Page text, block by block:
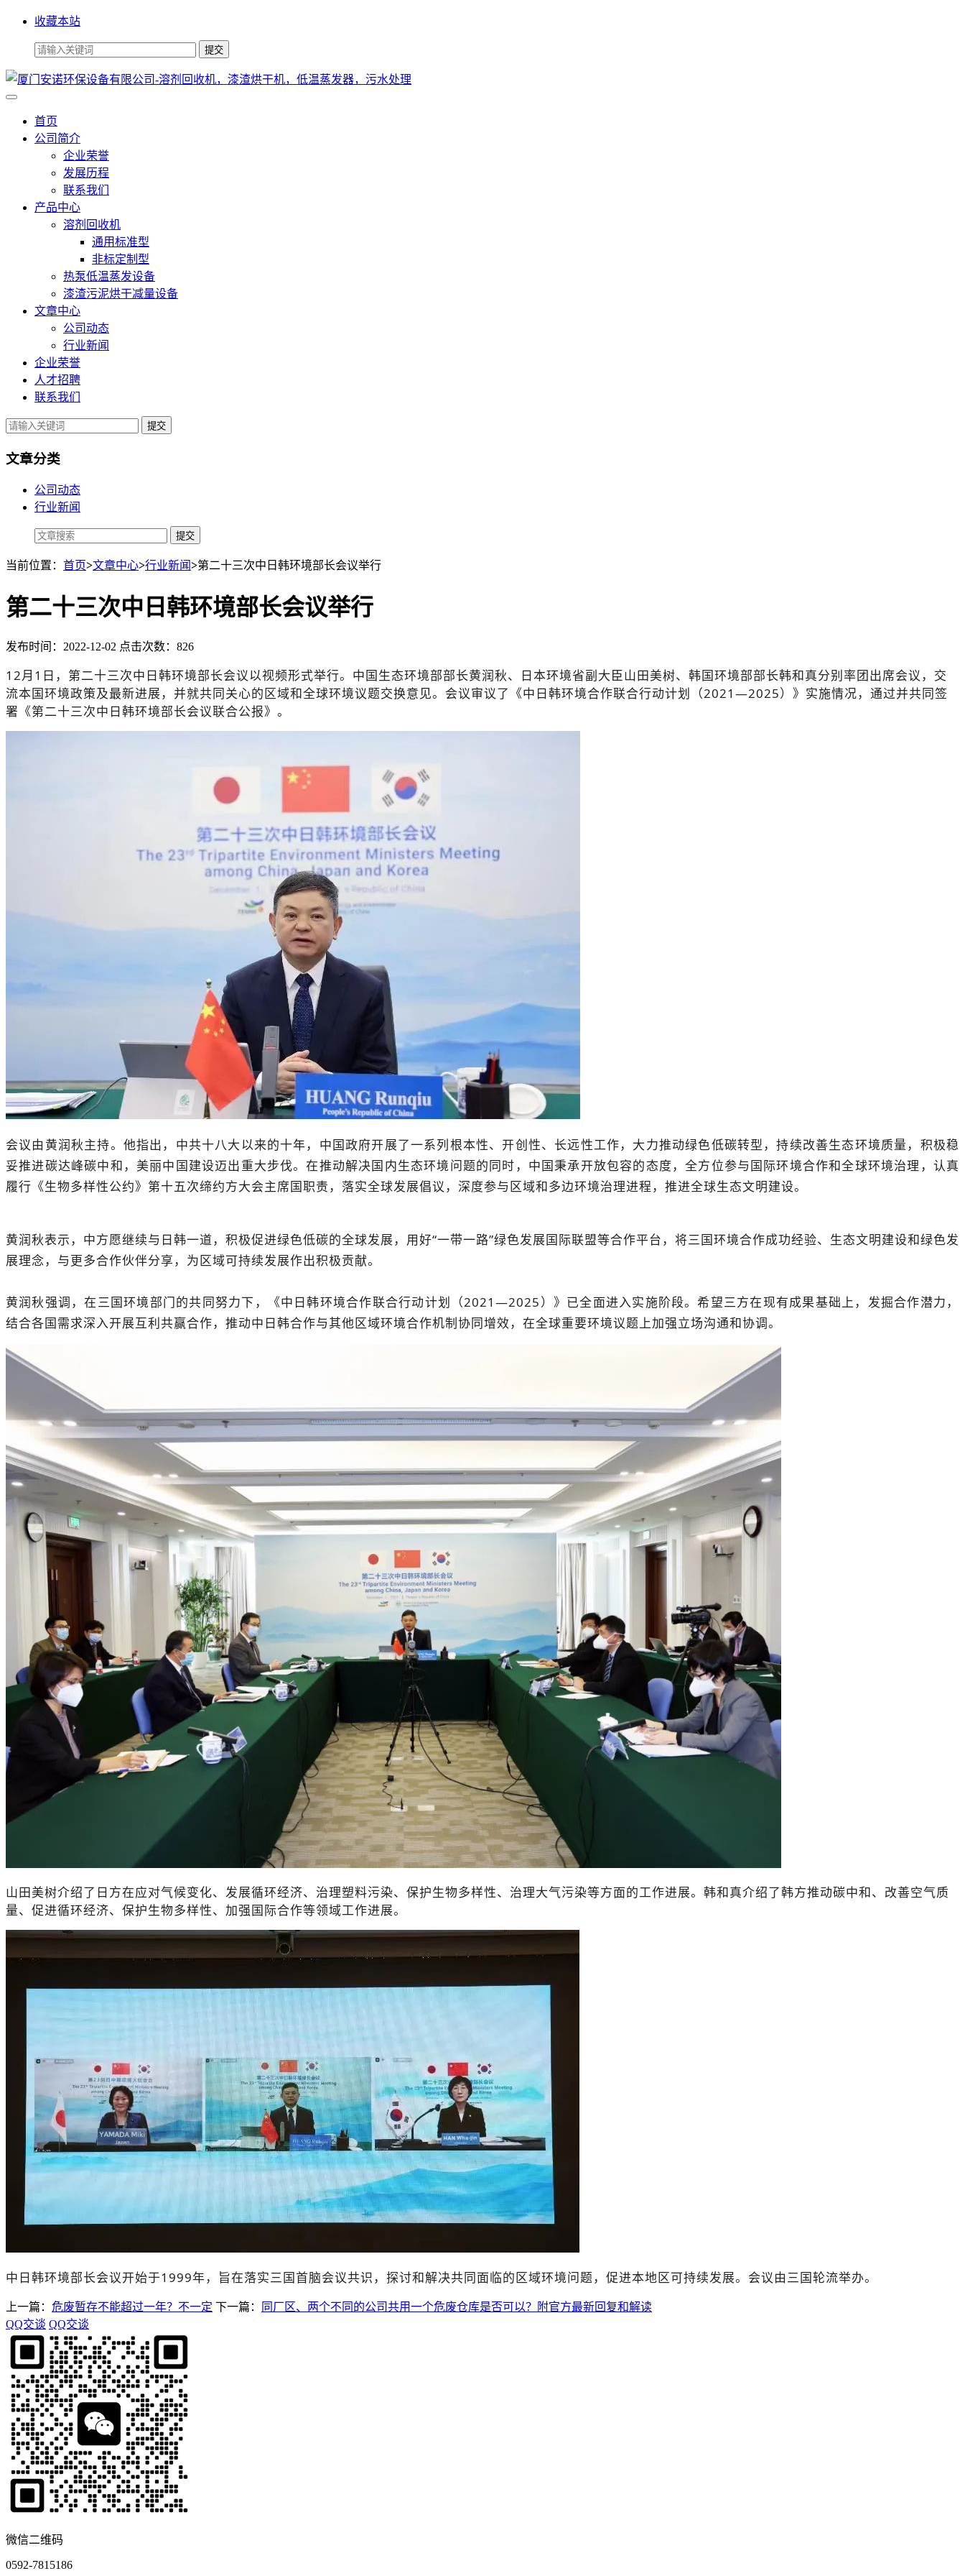
收藏本站
首页
公司简介
企业荣誉
发展历程
联系我们
产品中心
溶剂回收机
通用标准型
非标定制型
热泵低温蒸发设备
漆渣污泥烘干减量设备
文章中心
公司动态
行业新闻
企业荣誉
人才招聘
联系我们
提交
文章分类
公司动态
行业新闻
当前位置： 首页>文章中心>行业新闻>第二十三次中日韩环境部长会议举行
第二十三次中日韩环境部长会议举行
发布时间：2022-12-02 点击次数：826
12月1日，第二十三次中日韩环境部长会议以视频形式举行。中国生态环境部部长黄润秋、日本环境省副大臣山田美树、韩国环境部部长韩和真分别率团出席会议，交
流本国环境政策及最新进展，并就共同关心的区域和全球环境议题交换意见。会议审议了《中日韩环境合作联合行动计划（2021—2025）》实施情况，通过并共同签
署《第二十三次中日韩环境部长会议联合公报》。
会议由黄润秋主持。他指出，中共十八大以来的十年，中国政府开展了一系列根本性、开创性、长远性工作，大力推动绿色低碳转型，持续改善生态环境质量，积极稳
妥推进碳达峰碳中和，美丽中国建设迈出重大步伐。在推动解决国内生态环境问题的同时，中国秉承开放包容的态度，全方位参与国际环境合作和全球环境治理，认真
履行《生物多样性公约》第十五次缔约方大会主席国职责，落实全球发展倡议，深度参与区域和多边环境治理进程，推进全球生态文明建设。
黄润秋表示，中方愿继续与日韩一道，积极促进绿色低碳的全球发展，用好“一带一路”绿色发展国际联盟等合作平台，将三国环境合作成功经验、生态文明建设和绿色发
展理念，与更多合作伙伴分享，为区域可持续发展作出积极贡献。
黄润秋强调，在三国环境部门的共同努力下，《中日韩环境合作联合行动计划（2021—2025）》已全面进入实施阶段。希望三方在现有成果基础上，发掘合作潜力，
结合各国需求深入开展互利共赢合作，推动中日韩合作与其他区域环境合作机制协同增效，在全球重要环境议题上加强立场沟通和协调。
山田美树介绍了日方在应对气候变化、发展循环经济、治理塑料污染、保护生物多样性、治理大气污染等方面的工作进展。韩和真介绍了韩方推动碳中和、改善空气质
量、促进循环经济、保护生物多样性、加强国际合作等领域工作进展。
中日韩环境部长会议开始于1999年，旨在落实三国首脑会议共识，探讨和解决共同面临的区域环境问题，促进本地区可持续发展。会议由三国轮流举办。
上一篇： 危废暂存不能超过一年？不一定 下一篇：
同厂区、两个不同的公司共用一个危废仓库是否可以？附官方最新回复和解读
QQ交谈 QQ交谈
微信二维码
0592-7815186